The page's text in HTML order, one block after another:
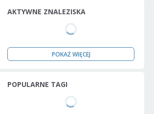
AKTYWNE ZNALEZISKA
POKAŻ WIĘCEJ
POPULARNE TAGI